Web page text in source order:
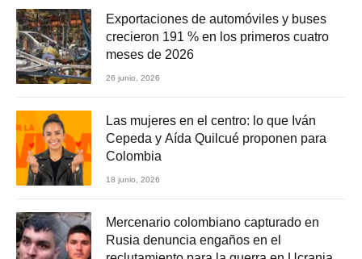
Exportaciones de automóviles y buses
crecieron 191 % en los primeros cuatro
meses de 2026
26 junio, 2026
Las mujeres en el centro: lo que Iván
Cepeda y Aída Quilcué proponen para
Colombia
18 junio, 2026
Mercenario colombiano capturado en
Rusia denuncia engaños en el